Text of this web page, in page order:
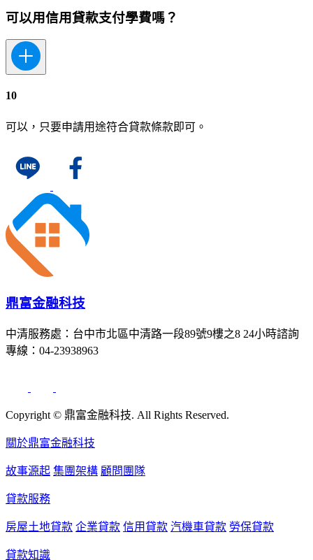
可以用信用貸款支付學費嗎？
10
可以，只要申請用途符合貸款條款即可。
鼎富金融科技
中清服務處：台中市北區中清路一段89號9樓之8 24小時諮詢
專線：04-23938963
Copyright © 鼎富金融科技. All Rights Reserved.
關於鼎富金融科技
故事源起 集團架構 顧問團隊
貸款服務
房屋土地貸款 企業貸款 信用貸款 汽機車貸款 勞保貸款
貸款知識